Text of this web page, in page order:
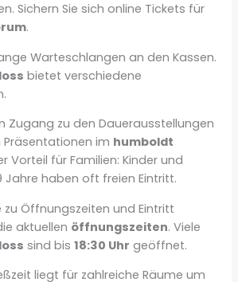
Sichern Sie sich online Tickets für
.
Warteschlangen an den Kassen.
bietet verschiedene
Zugang zu den Dauerausstellungen
im humboldt
Vorteil für Familien: Kinder und
Jahre haben oft freien Eintritt.
zu Öffnungszeiten und Eintritt
aktuellen öffnungszeiten. Viele
sind bis18:30 Uhr geöffnet.
liegt für zahlreiche Räume um